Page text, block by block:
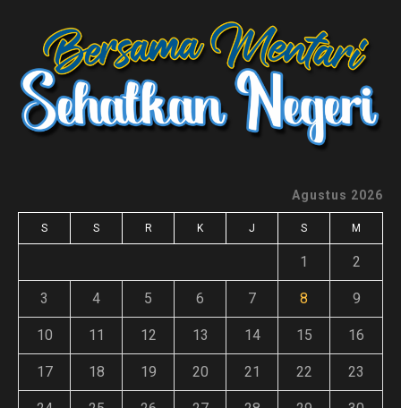
Agustus 2026
S S R K J S M
1 2
3 4 5 6 7 8 9
10 11 12 13 14 15 16
17 18 19 20 21 22 23